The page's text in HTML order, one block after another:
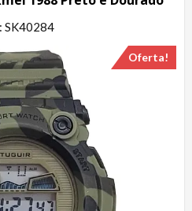
SK40284
Oferta!